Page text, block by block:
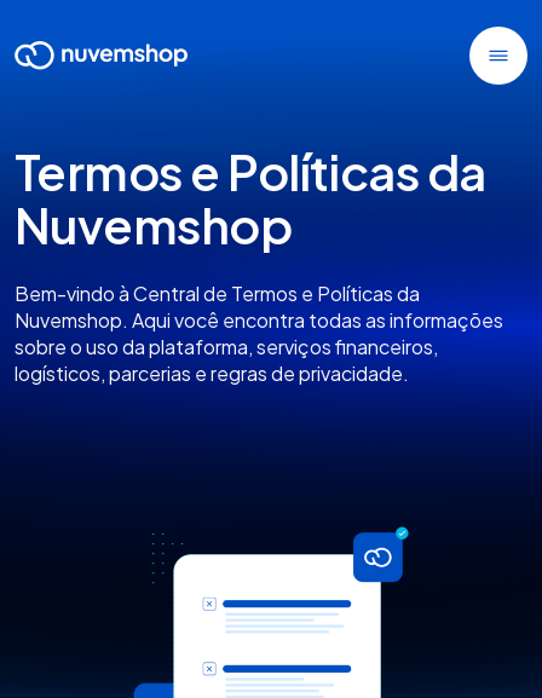
Termos e Políticas da
Nuvemshop
Bem-vindo à Central de Termos e Políticas da
Nuvemshop. Aqui você encontra todas as informações
sobre o uso da plataforma, serviços financeiros,
logísticos, parcerias e regras de privacidade.